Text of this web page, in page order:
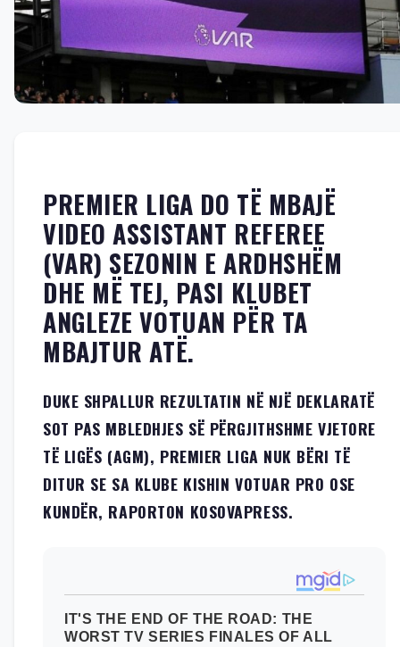
PREMIER LIGA DO TË MBAJË
VIDEO ASSISTANT REFEREE
(VAR) SEZONIN E ARDHSHËM
DHE MË TEJ, PASI KLUBET
ANGLEZE VOTUAN PËR TA
MBAJTUR ATË.
DUKE SHPALLUR REZULTATIN NË NJË DEKLARATË
SOT PAS MBLEDHJES SË PËRGJITHSHME VJETORE
TË LIGËS (AGM), PREMIER LIGA NUK BËRI TË
DITUR SE SA KLUBE KISHIN VOTUAR PRO OSE
KUNDËR, RAPORTON KOSOVAPRESS.